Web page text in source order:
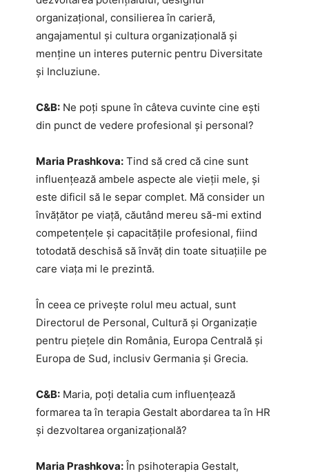
organizațional, consilierea în carieră,
angajamentul și cultura organizațională și
menține un interes puternic pentru Diversitate
și Incluziune.
C&B: Ne poți spune în câteva cuvinte cine ești
din punct de vedere profesional și personal?
Maria Prashkova: Tind să cred că cine sunt
influențează ambele aspecte ale vieții mele, și
este dificil să le separ complet. Mă consider un
învățător pe viață, căutând mereu să-mi extind
competențele și capacitățile profesional, fiind
totodată deschisă să învăț din toate situațiile pe
care viața mi le prezintă.
În ceea ce privește rolul meu actual, sunt
Directorul de Personal, Cultură și Organizație
pentru piețele din România, Europa Centrală și
Europa de Sud, inclusiv Germania și Grecia.
C&B: Maria, poți detalia cum influențează
formarea ta în terapia Gestalt abordarea ta în HR
și dezvoltarea organizațională?
Maria Prashkova: În psihoterapia Gestalt,